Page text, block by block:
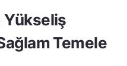
Yükseliş
Temele